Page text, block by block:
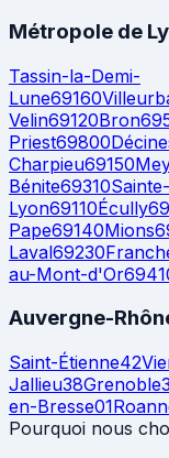
Métropole de
Tassin-la-Demi-
Lune69160
Velin69120Bron
Priest69800
Charpieu69150
Bénite69310
Lyon69110Écully
Pape69140Mions
Laval69230
au-Mont-d'Or
Auvergne-
Saint-Étienne42
Jallieu38Grenoble
en-Bresse01
Pourquoi nous